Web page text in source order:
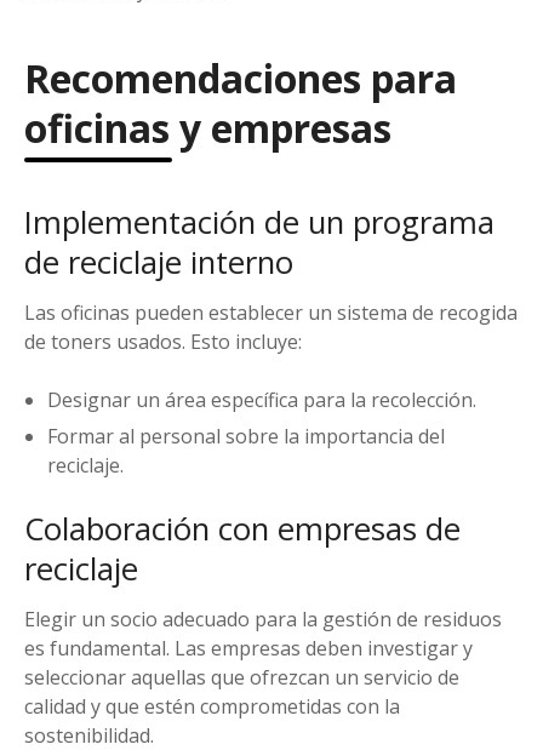
Recomendaciones para
oficinas y empresas
Implementación de un programa
de reciclaje interno
Las oficinas pueden establecer un sistema de recogida
de toners usados. Esto incluye:
Designar un área específica para la recolección.
Formar al personal sobre la importancia del
reciclaje.
Colaboración con empresas de
reciclaje
Elegir un socio adecuado para la gestión de residuos
es fundamental. Las empresas deben investigar y
seleccionar aquellas que ofrezcan un servicio de
calidad y que estén comprometidas con la
sostenibilidad.